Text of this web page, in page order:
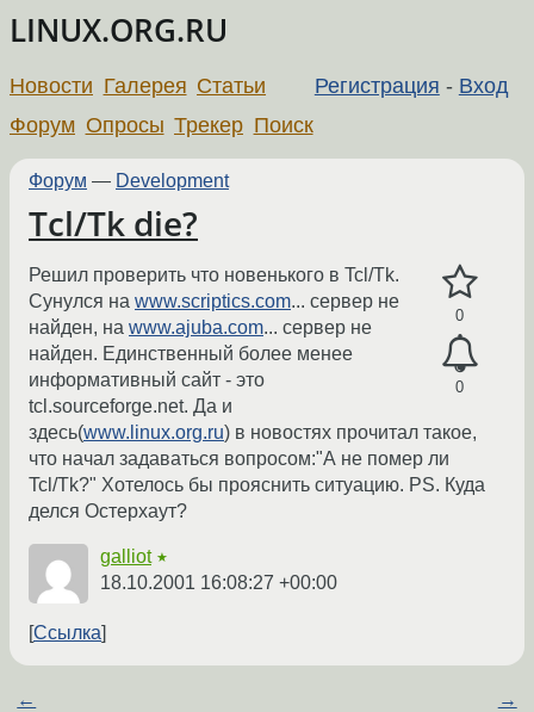
LINUX.ORG.RU
Регистрация - Вход
Новости Галерея Статьи
Форум Опросы Трекер Поиск
Форум — Development
Tcl/Tk die?
0
0
Решил проверить что новенького в Tcl/Tk.
Сунулся на www.scriptics.com... сервер не
найден, на www.ajuba.com... сервер не
найден. Единственный более менее
информативный сайт - это
tcl.sourceforge.net. Да и
здесь(www.linux.org.ru) в новостях прочитал такое,
что начал задаваться вопросом:"А не помер ли
Tcl/Tk?" Хотелось бы прояснить ситуацию. PS. Куда
делся Остерхаут?
galliot ★
18.10.2001 16:08:27 +00:00
Ссылка
← →